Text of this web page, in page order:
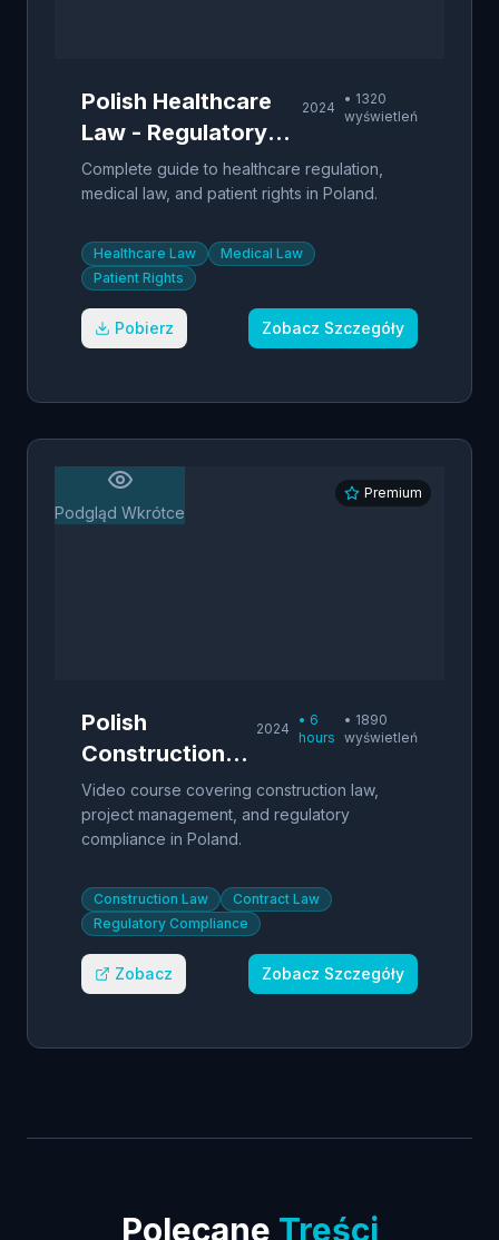
Polish Healthcare
Law - Regulatory
Framework
2024
• 1320
wyświetleń
Complete guide to healthcare regulation,
medical law, and patient rights in Poland.
Healthcare Law
Medical Law
Patient Rights
Pobierz Zobacz Szczegóły
Podgląd Wkrótce
Premium
Polish
Construction
Law - Project
Management
2024
• 6
hours
• 1890
wyświetleń
Video course covering construction law,
project management, and regulatory
compliance in Poland.
Construction Law
Contract Law
Regulatory Compliance
Zobacz Zobacz Szczegóły
Polecane Treści